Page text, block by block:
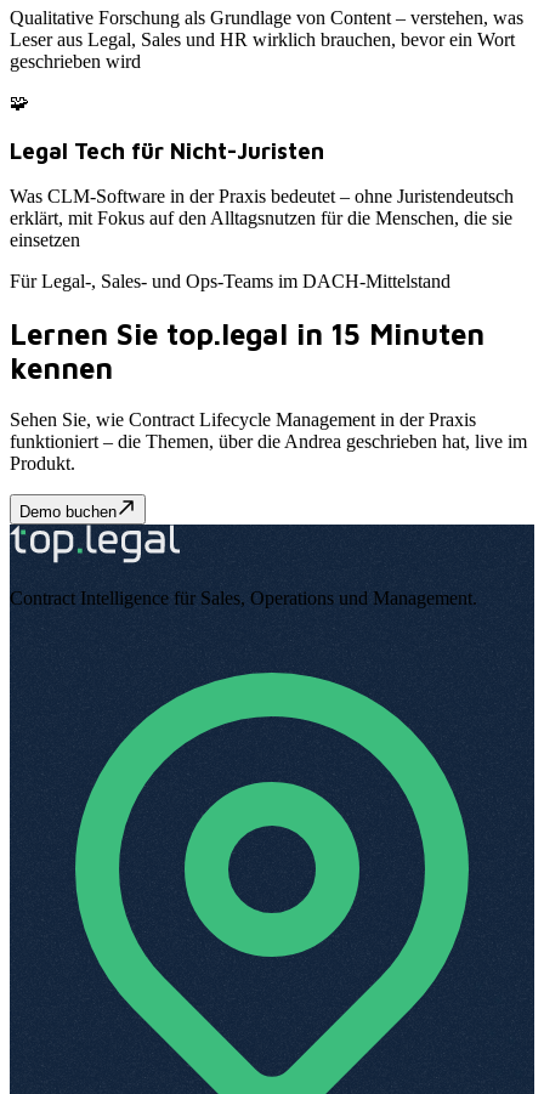
Qualitative Forschung als Grundlage von Content – verstehen, was
Leser aus Legal, Sales und HR wirklich brauchen, bevor ein Wort
geschrieben wird
🧩
Legal Tech für Nicht-Juristen
Was CLM-Software in der Praxis bedeutet – ohne Juristendeutsch
erklärt, mit Fokus auf den Alltagsnutzen für die Menschen, die sie
einsetzen
Für Legal-, Sales- und Ops-Teams im DACH-Mittelstand
Lernen Sie top.legal in 15 Minuten
kennen
Sehen Sie, wie Contract Lifecycle Management in der Praxis
funktioniert – die Themen, über die Andrea geschrieben hat, live im
Produkt.
Demo buchen
Contract Intelligence für Sales, Operations und Management.